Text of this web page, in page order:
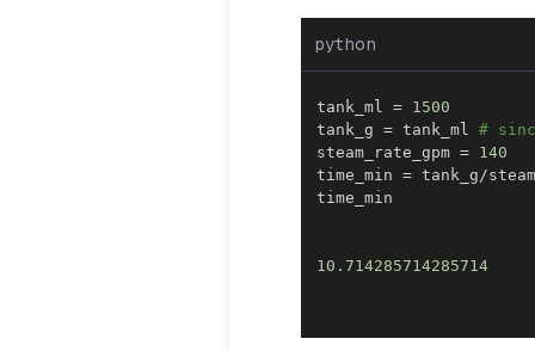
python
tank_ml = 1500
tank_g = tank_ml #
steam_rate_gpm = 140
time_min = tank_g /
10.714285714285714